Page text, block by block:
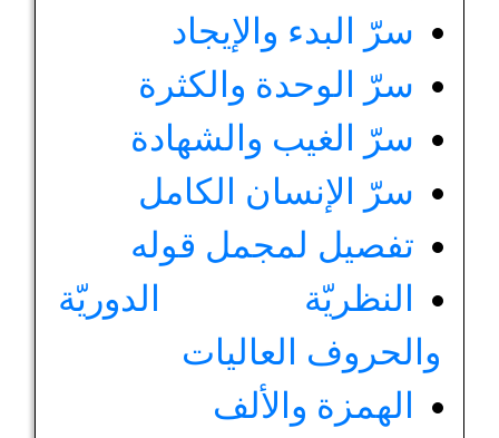
سرّ البدء والإيجاد
سرّ الوحدة والكثرة
سرّ الغيب والشهادة
سرّ الإنسان الكامل
تفصيل لمجمل قوله
النظريّة الدوريّة
والحروف العاليات
الهمزة والألف